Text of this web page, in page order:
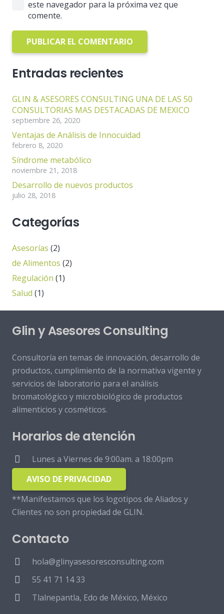
este navegador para la próxima vez que
comente.
PUBLICAR EL COMENTARIO
Entradas recientes
GLIN & ASESORES CONSULTING UNA DE LAS 50
CONSULTORIAS MAS DESTACADAS DE MEXICO
septiembre 26, 2020
Ventajas de Análisis de Innocuidad
febrero 8, 2020
Síndrome metabólico
noviembre 21, 2018
Desarrollo de nuevos productos
julio 28, 2018
Categorías
Asesorías (2)
de Alimentos (2)
Regulación (1)
Salud (1)
Glin y Asesores Consulting
Consultoría en temas de innovación, desarrollo de
productos, cumplimiento de la normativa vigente y
servicios de laboratorio para el análisis
bromatológico y microbiológico de productos
alimenticios y cosméticos.
Horarios de atención
Lunes a Viernes de 9:00am. a 18:00pm
AVISO DE PRIVACIDAD
**Manifestamos que los logotipos de Aliados y
Clientes no son propiedad de GLIN.
Contacto
hola@glinyasesoresconsulting.com
55 41 71 14 33
Tlalnepantla, Edo de México, México